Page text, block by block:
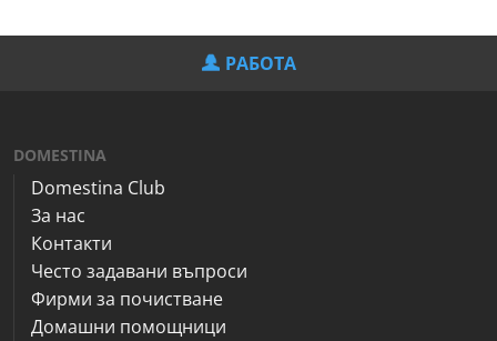
РАБОТА
DOMESTINA
Domestina Club
За нас
Контакти
Често задавани въпроси
Фирми за почистване
Домашни помощници